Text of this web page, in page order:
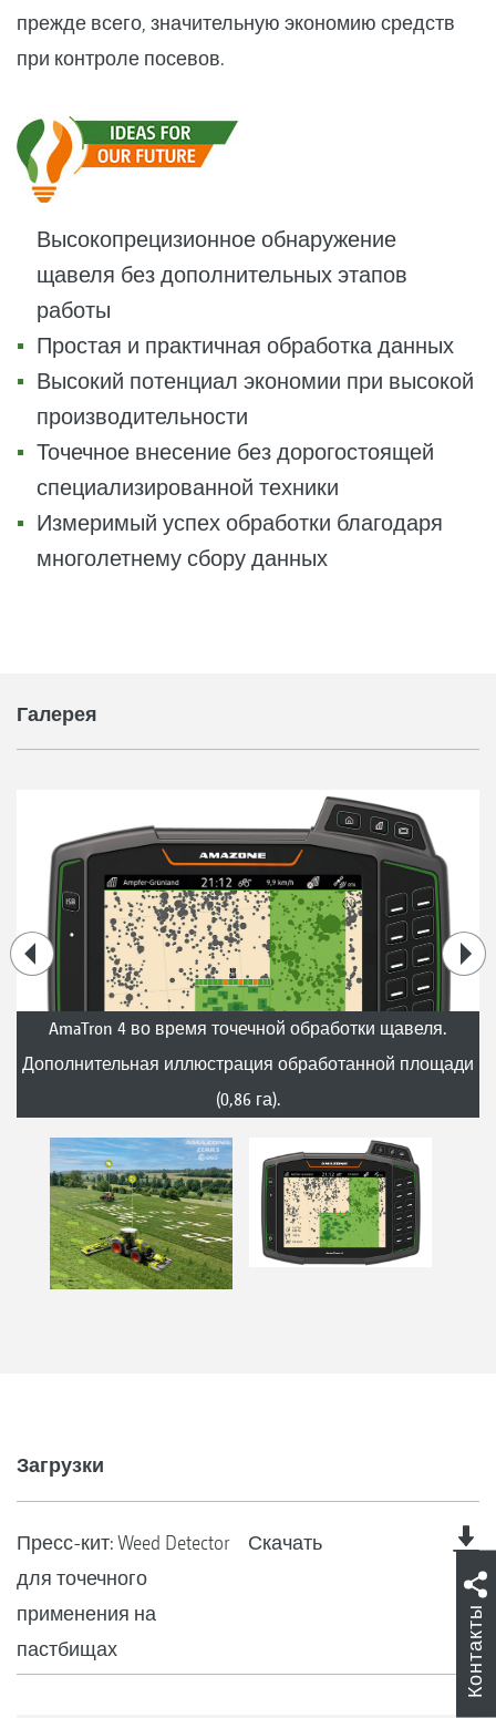
прежде всего, значительную экономию средств
при контроле посевов.
Высокопрецизионное обнаружение
щавеля без дополнительных этапов
работы
Простая и практичная обработка данных
Высокий потенциал экономии при высокой
производительности
Точечное внесение без дорогостоящей
специализированной техники
Измеримый успех обработки благодаря
многолетнему сбору данных
Галерея
AmaTron 4 во время точечной обработки щавеля.
Дополнительная иллюстрация обработанной площади
(0,86 га).
Загрузки
Пресс-кит: Weed Detector
для точечного
применения на
пастбищах
Скачать
Контакты